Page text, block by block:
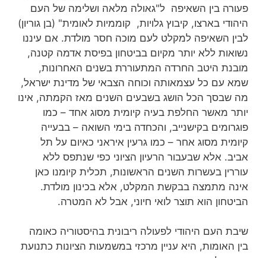
פעורה בין השאיפה ל"גאולה מלאה ושלימה של העם
היהודי בארצו, קיבוץ גלויות, קוממיות לאומית" (בן גוריון)
לבין השאיפה למקלט לעם מוכה חסר מולדת. אם עיננו
נשואות ללא יותר מקיום בביטחון בפיסת אדמה קטנה,
מובנת היטב החרדה המתעוררת בשנים האחרונות,
שמא עם כל עצמאותה וכוחה הצבאי של מדינת ישראל,
מה שבסך הכל הושג בשבעים השנים מאז הקמתה, אינו
יותר מאשר החלפת בעיה קיומית מסוג אחד – כמו
פוגרומים בקישנייב, והכחדה בימי השואה – בבעייה
קיומית מסוג אחר – כמו גרעין איראני כאיום על תל
אביב. אלא שבעבור הרעיון הציוני כפי שנתפס ללא
עוררין בעשרות השנים הראשונות, תכלית קיומנו כאן
אינה מתמצה בבקשת המקלט, אלא בכינון מולדת.
הביטחון הוא תוצר לואי חיוני, אבל לא המטרה.
שיבת העם היהודי לפעולה ריבונית בהיסטוריה כאומה
בין האומות, היא עניין מרכזי במשמעות הציונות כתנועת